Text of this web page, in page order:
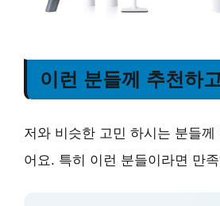
이런 분들께 추천하
저와 비슷한 고민 하시는 분들께
어요. 특히 이런 분들이라면 만